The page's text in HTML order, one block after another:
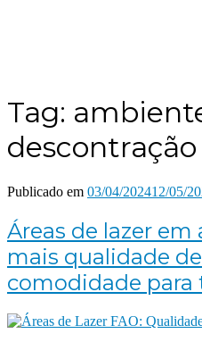
Tag:
descontração
Publicado em 03/04/202412/05/
Áreas de lazer
mais qualidade
comodidade para